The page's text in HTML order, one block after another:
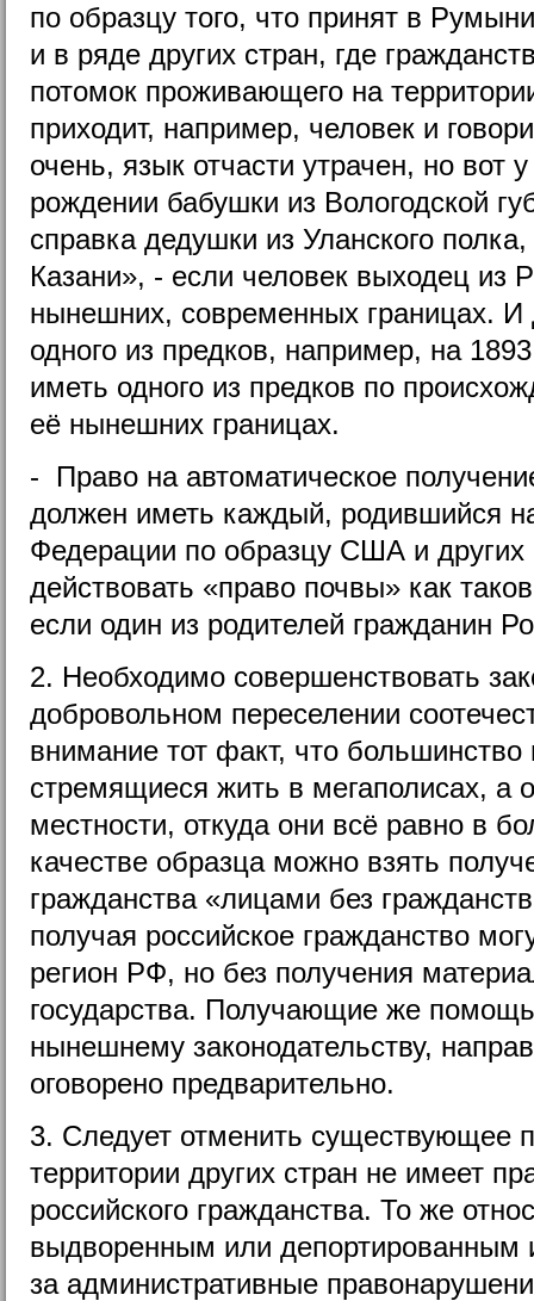
по образцу того, что принят в
и в ряде других стран, где
потомок проживающего на
приходит, например, человек и
очень, язык отчасти утрачен, но вот
рождении бабушки из Вологодской
справка дедушки из Уланского
Казани», - если человек выходец из
нынешних, современных границах. И
одного из предков, например, на
иметь одного из предков по
её нынешних границах.
- Право на автоматическое
должен иметь каждый, родившийся
Федерации по образцу США и других
действовать «право почвы» как
если один из родителей гражданин
2. Необходимо совершенствовать
добровольном переселении
внимание тот факт, что большинство
стремящиеся жить в мегаполисах, а
местности, откуда они всё равно в
качестве образца можно взять
гражданства «лицами без
получая российское гражданство
регион РФ, но без получения
государства. Получающие же
нынешнему законодательству,
оговорено предварительно.
3. Следует отменить существующее
территории других стран не имеет
российского гражданства. То же
выдворенным или депортированным
за административные